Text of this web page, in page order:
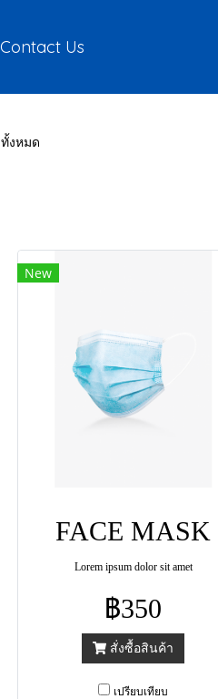
Contact Us
งหมด
New
FACE MASK
Lorem ipsum dolor sit amet
฿350
สั่งซื้อสินค้า
เปรียบเทียบ